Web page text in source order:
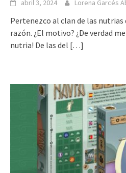
abril 3, 2024 Lorena Garcés
Pertenezco al clan de las nutrias
razón. ¿El motivo? ¿De verdad
nutria! De las del […]